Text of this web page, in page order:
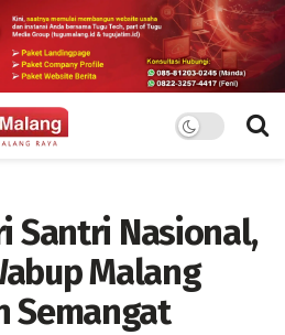
Santri Nasional,
Malang
Semangat